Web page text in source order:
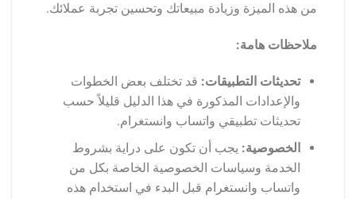
من هذه الميزة وزيادة مبيعاتك وتحسين تجربة عملائك.
ملاحظات هامة:
تحديثات التطبيقات: قد تختلف بعض الخطوات
والإعدادات المذكورة في هذا الدليل قليلاً حسب
تحديثات تطبيقي واتساب وانستغرام.
الخصوصية: يجب أن تكون على دراية بشروط
الخدمة وسياسات الخصوصية الخاصة بكل من
واتساب وانستغرام قبل البدء في استخدام هذه